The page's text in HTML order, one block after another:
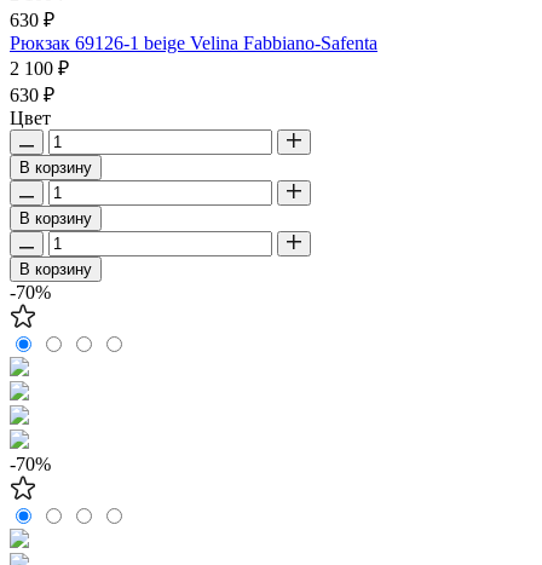
630 ₽
Рюкзак 69126-1 beige Velina Fabbiano-Safenta
2 100 ₽
630 ₽
Цвет
В корзину
В корзину
В корзину
-70%
-70%